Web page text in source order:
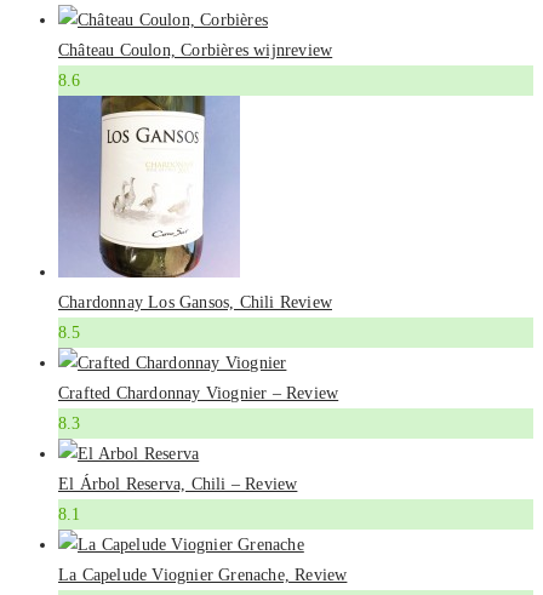
Château Coulon, Corbières wijnreview
8.6
Chardonnay Los Gansos, Chili Review
8.5
Crafted Chardonnay Viognier – Review
8.3
El Árbol Reserva, Chili – Review
8.1
La Capelude Viognier Grenache, Review